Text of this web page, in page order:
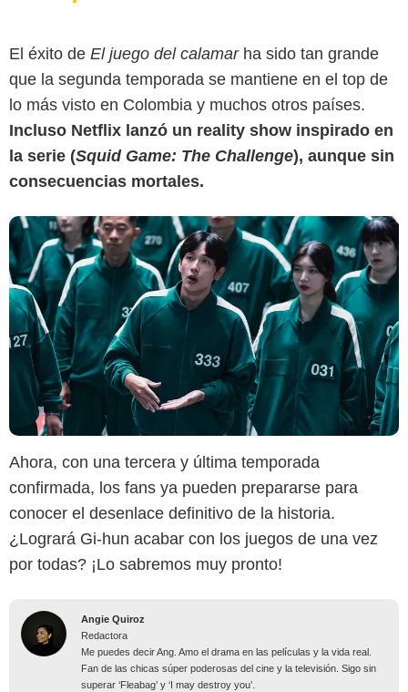
El éxito de El juego del calamar ha sido tan grande
que la segunda temporada se mantiene en el top de
lo más visto en Colombia y muchos otros países.
Incluso Netflix lanzó un reality show inspirado en
la serie (Squid Game: The Challenge), aunque sin
consecuencias mortales.
Ahora, con una tercera y última temporada
confirmada, los fans ya pueden prepararse para
conocer el desenlace definitivo de la historia.
¿Logrará Gi-hun acabar con los juegos de una vez
por todas? ¡Lo sabremos muy pronto!
Angie Quiroz
Redactora
Me puedes decir Ang. Amo el drama en las películas y la vida real.
Fan de las chicas súper poderosas del cine y la televisión. Sigo sin
superar ‘Fleabag’ y ‘I may destroy you’.